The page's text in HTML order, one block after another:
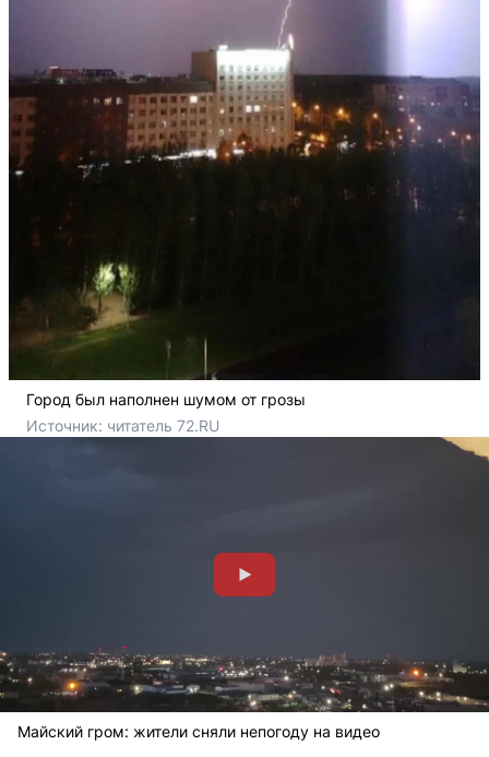
Город был наполнен шумом от грозы
Источник: читатель 72.RU
Майский гром: жители сняли непогоду на видео